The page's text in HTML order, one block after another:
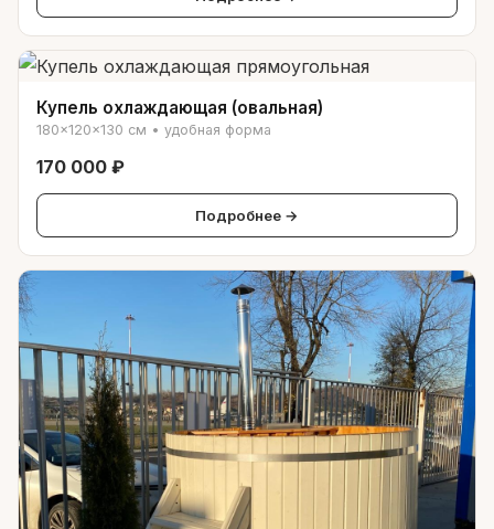
Купель охлаждающая (овальная)
180×120×130 см • удобная форма
170 000 ₽
Подробнее →